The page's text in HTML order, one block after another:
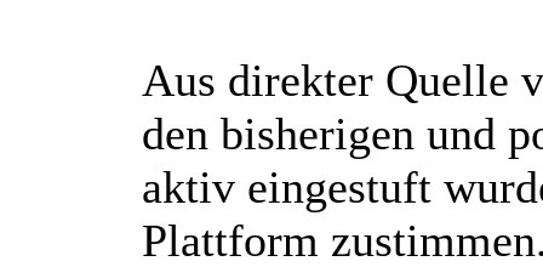
Aus direkter Quelle
den bisherigen und
aktiv eingestuft
Plattform